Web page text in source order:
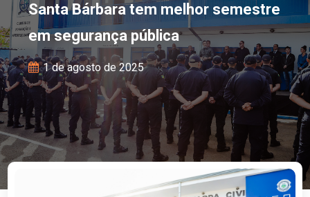
Santa Bárbara tem melhor semestre
em segurança pública
1 de agosto de 2025